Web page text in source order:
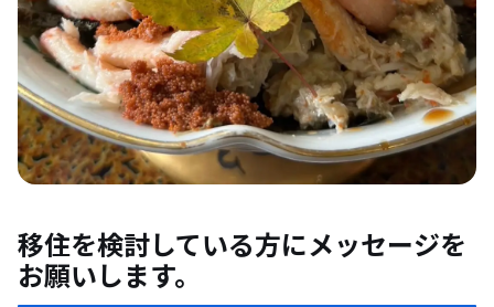
移住を検討している方にメッセージを
お願いします。